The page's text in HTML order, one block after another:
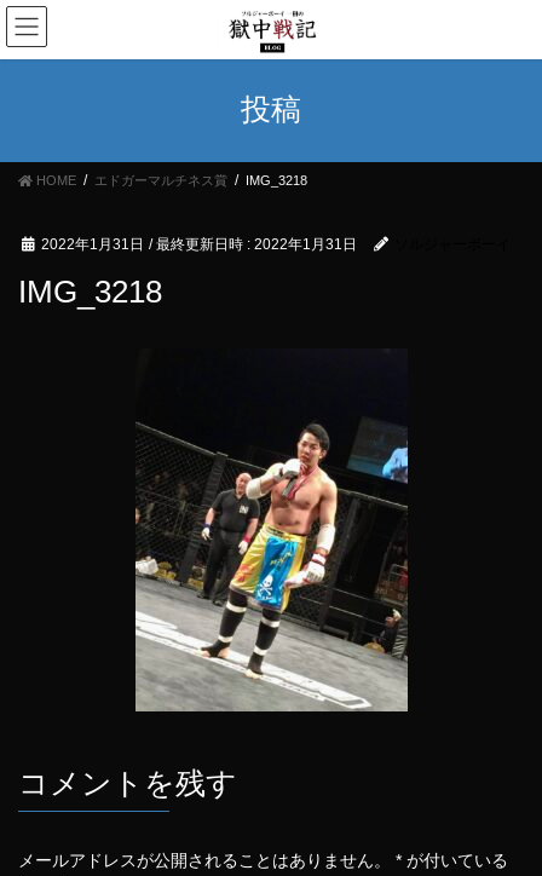
コ
ン
テ
ス
ナ
ビ
ゲ
ン
投稿
HOME エドガーマルチネス賞 IMG_3218
2022年1月31日 / 最終更新日時 : 2022年1月31日
IMG_3218
コメントを残す
メールアドレスが公開されることはありません。 * が付いている